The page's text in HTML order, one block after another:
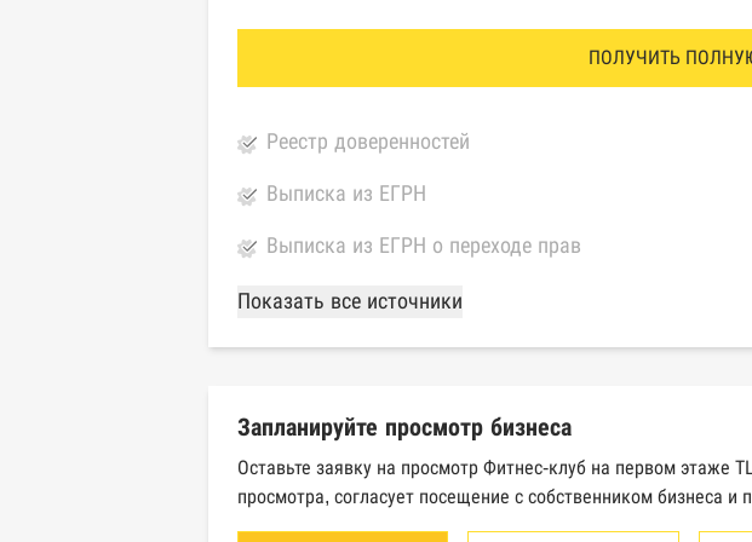
ПОЛУЧИТЬ
Реестр доверенностей
Выписка из ЕГРН
Выписка из ЕГРН о переходе прав
База Росстата
Реестры ЕГРЮЛ и ЕГРИП Федеральной налоговой
Картотека арбитражных дел Высшего арбитражного
Единый федеральный реестр сведений о
Показать все источники
Запланируйте просмотр бизнеса
Оставьте заявку на просмотр Фитнес-клуб на первом этаже
просмотра, согласует посещение с собственником бизнеса и